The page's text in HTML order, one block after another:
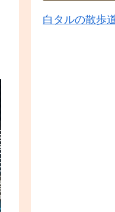
白タルの散歩